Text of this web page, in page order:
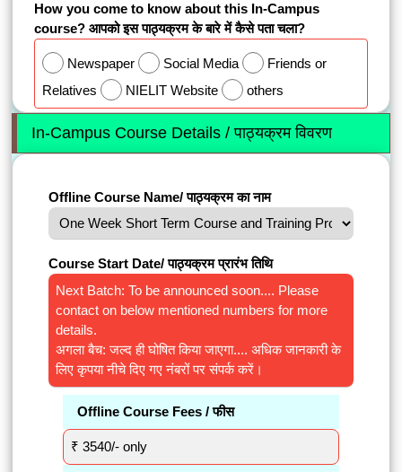
How you come to know about this In-Campus
course? आपको इस पाठ्यक्रम के बारे में कैसे पता चला?
Newspaper Social Media
Friends or
Relatives
NIELIT Website others
In-Campus Course Details / पाठ्यक्रम विवरण
Offline Course Name/ पाठ्यक्रम का नाम
Course Start Date/ पाठ्यक्रम प्रारंभ तिथि
Next Batch: To be announced soon.... Please
contact on below mentioned numbers for more
details.
अगला बैच: जल्द ही घोषित किया जाएगा.... अधिक जानकारी के
लिए कृपया नीचे दिए गए नंबरों पर संपर्क करें।
Offline Course Fees / फीस
₹ 3540/- only